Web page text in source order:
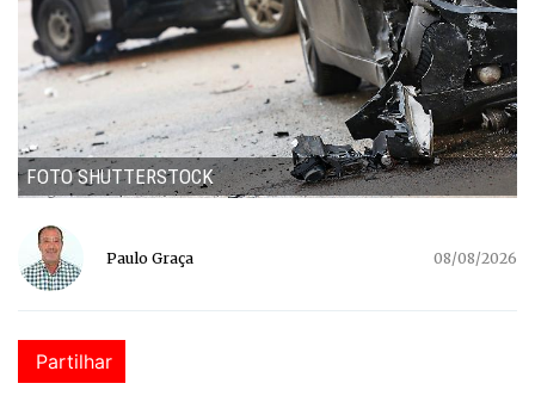
FOTO SHUTTERSTOCK
Paulo Graça 08/08/2026
Partilhar